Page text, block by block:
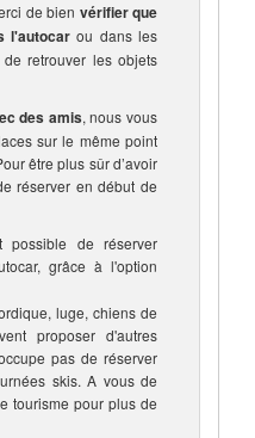
de bien vérifier que
l'autocarou dans les
retrouver les objets
des amis, nous vous
sur le même point
être plus sûr d’avoir
réserver en début de
de réserver
grâce à l'option
luge, chiens de
proposer d'autres
pas de réserver
skis. A vous de
tourisme pour plus de